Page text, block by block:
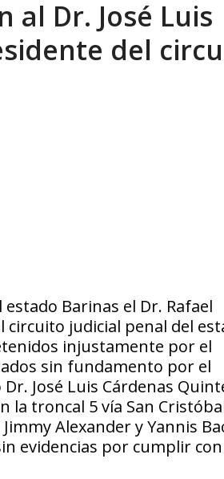
AGOSTO 8, 2026
Dr. José Luis
del
Barinas el Dr. Rafael
judicial penal del
injustamente por el
sin fundamento por el
José Luis Cárdenas
la troncal 5 vía San
Alexander y Yannis
evidencias por cumplir